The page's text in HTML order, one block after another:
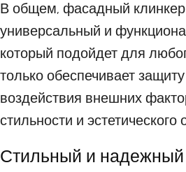
В общем, фасадный клинкер
универсальный и
который подойдет для
только обеспечивает
воздействия внешних
стильности и эстетического
Стильный и